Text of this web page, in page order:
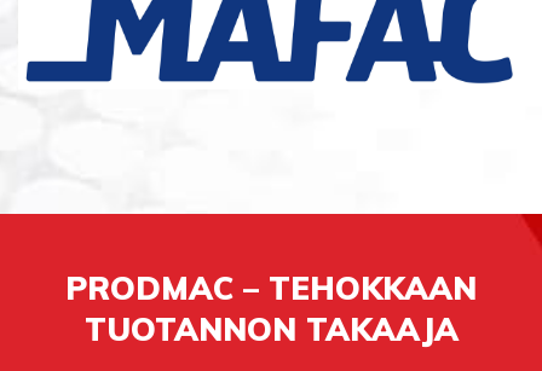
PRODMAC – TEHOKKAAN
TUOTANNON TAKAAJA